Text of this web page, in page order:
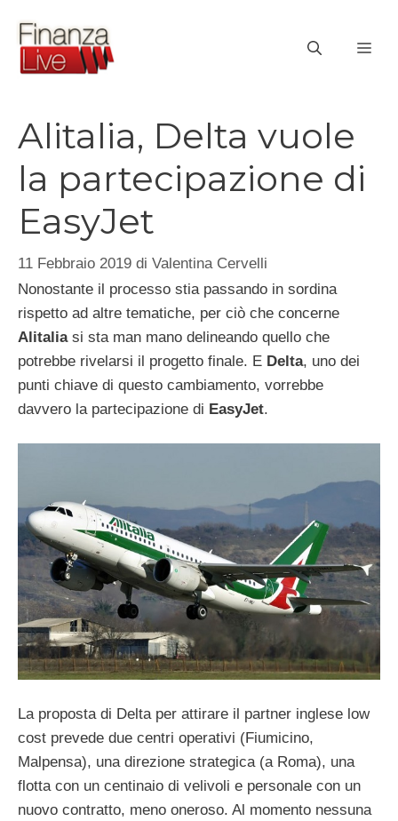
contenuto
Alitalia, Delta vuole
la partecipazione di
EasyJet
11 Febbraio 2019 di Valentina Cervelli
Nonostante il processo stia passando in sordina
rispetto ad altre tematiche, per ciò che concerne
Alitaliasi sta man mano delineando quello che
potrebbe rivelarsi il progetto finale. E Delta, uno dei
punti chiave di questo cambiamento, vorrebbe
davvero la partecipazione di EasyJet.
La proposta di Delta per attirare il partner inglese low
cost prevede due centri operativi (Fiumicino,
Malpensa), una direzione strategica (a Roma), una
flotta con un centinaio di velivoli e personale con un
nuovo contratto, meno oneroso. Al momento nessuna